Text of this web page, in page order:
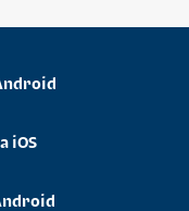
iOS